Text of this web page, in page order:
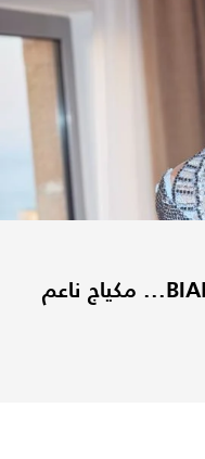
أسرار جمال النجمات في BIAF 2026... مكياج ناعم